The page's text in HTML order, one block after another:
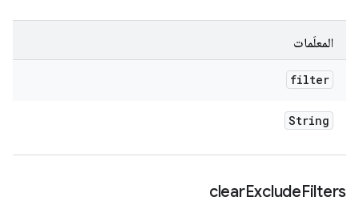
المعلَمات
filter
String
clearExcludeFilters